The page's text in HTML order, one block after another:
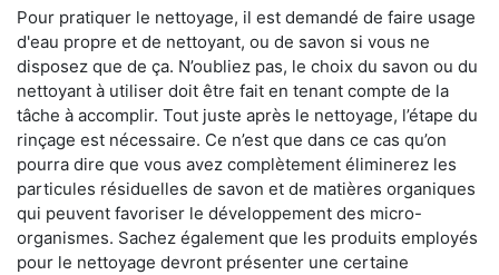
Pour pratiquer le nettoyage, il est demandé de faire usage
d'eau propre et de nettoyant, ou de savon si vous ne
disposez que de ça. N’oubliez pas, le choix du savon ou du
nettoyant à utiliser doit être fait en tenant compte de la
tâche à accomplir. Tout juste après le nettoyage, l’étape du
rinçage est nécessaire. Ce n’est que dans ce cas qu’on
pourra dire que vous avez complètement éliminerez les
particules résiduelles de savon et de matières organiques
qui peuvent favoriser le développement des micro-
organismes. Sachez également que les produits employés
pour le nettoyage devront présenter une certaine